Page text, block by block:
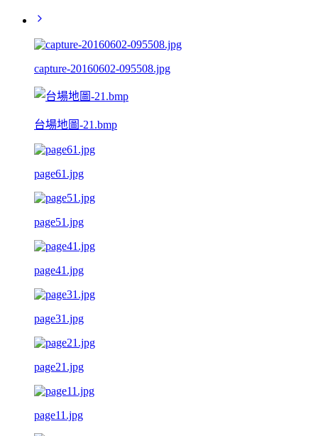
capture-20160602-095508.jpg
台場地圖-21.bmp
page61.jpg
page51.jpg
page41.jpg
page31.jpg
page21.jpg
page11.jpg